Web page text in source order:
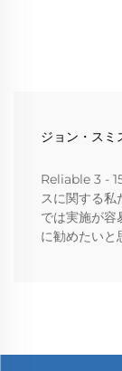
ジョン・スミ
Reliable 3 -
スに関する私
では実施が容
に勧めたいと